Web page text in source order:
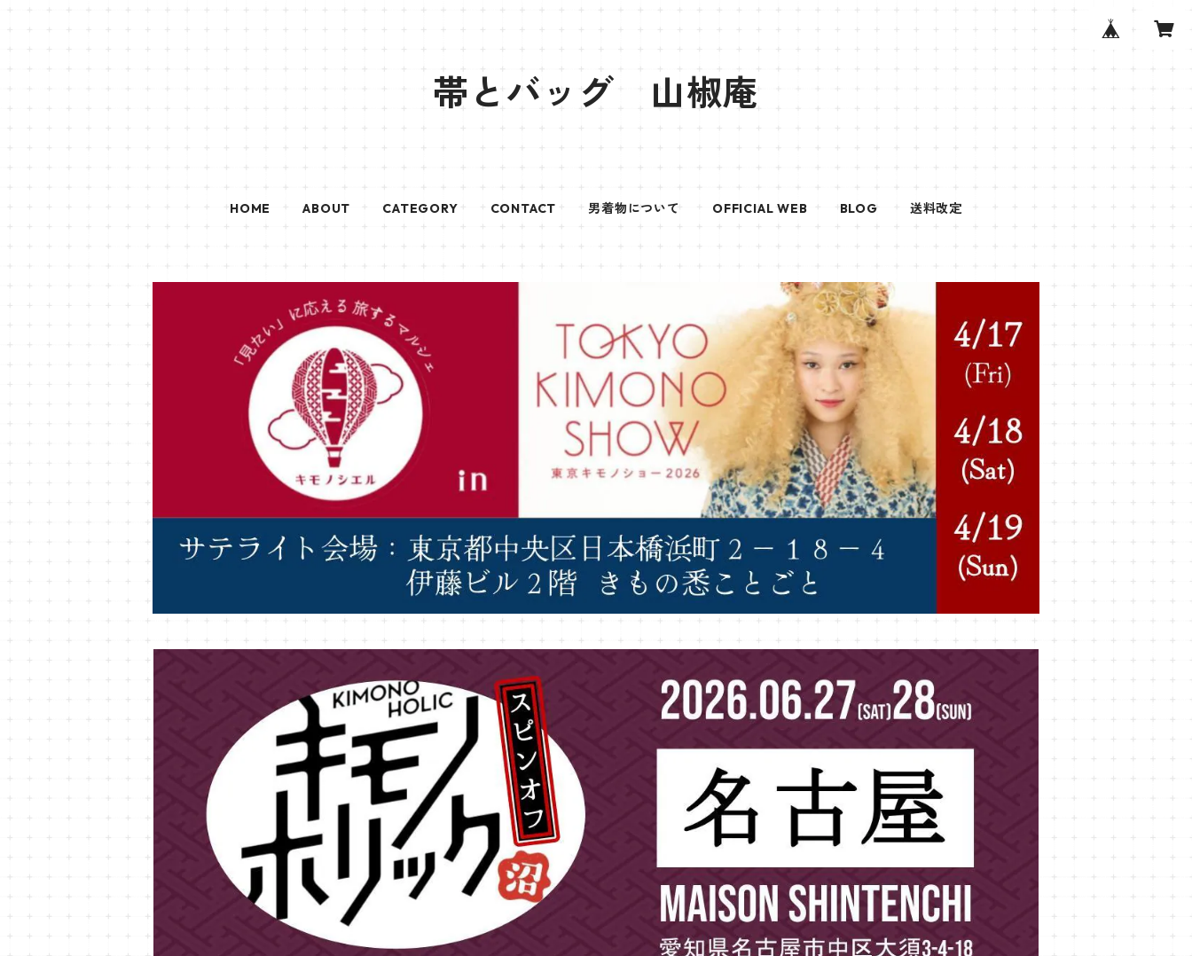
帯とバッグ 山椒庵
HOME ABOUT CATEGORY CONTACT 男着物について OFFICIAL WEB BLOG 送料改定